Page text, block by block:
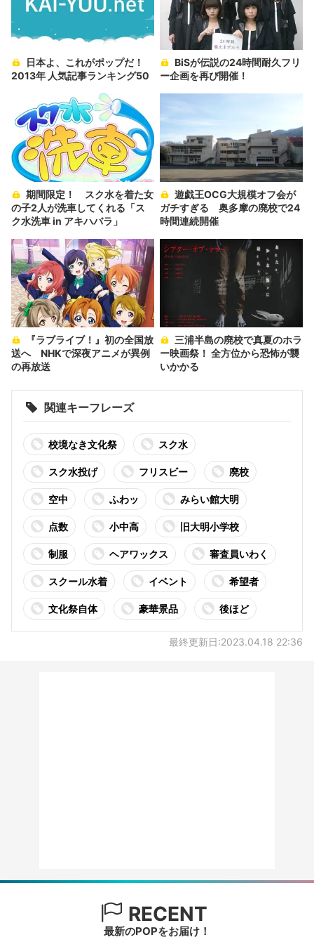
2013年 人気記事ランキング50
ー企画を再び開催！
の子2人が洗車してくれる「ス
ク水洗車 in アキハバラ」
ガチすぎる 奥多摩の廃校で24
時間連続開催
送へ NHKで深夜アニメが異例
の再放送
ー映画祭！ 全方位から恐怖が襲
いかかる
関連キーフレーズ
校境なき文化祭 スク水
スク水投げ フリスビー 廃校
空中 ふわッ みらい館大明
点数 小中高 旧大明小学校
制服 ヘアワックス 審査員いわく
スクール水着 イベント 希望者
文化祭自体 豪華景品 後ほど
最終更新日:2023.04.18 22:36
RECENT
最新のPOPをお届け！